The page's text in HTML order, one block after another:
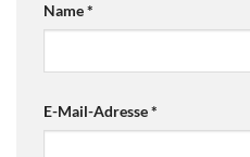
Name*
E-Mail-Adresse*